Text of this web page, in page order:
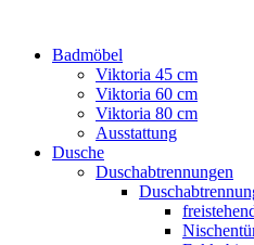
Badmöbel
Viktoria 45 cm
Viktoria 60 cm
Viktoria 80 cm
Ausstattung
Dusche
Duschabtrennungen